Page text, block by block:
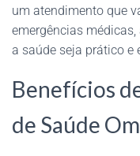
um atendimento que
emergências
a saúde seja prático e
Benefícios
de Saúde